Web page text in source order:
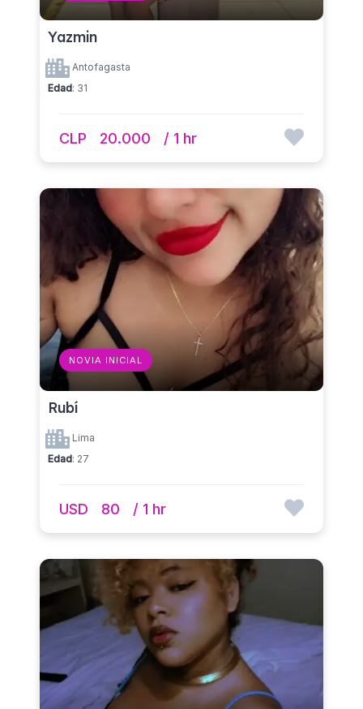
Yazmin
Antofagasta
Edad: 31
CLP 20.000 / 1 hr
NOVIA INICIAL
Rubí
Lima
Edad: 27
USD 80 / 1 hr